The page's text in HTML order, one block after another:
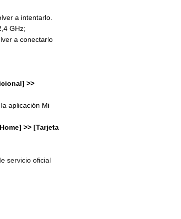
a intentarlo.
GHz;
a conectarlo
>>
aplicación Mi
>> [Tarjeta
servicio oficial